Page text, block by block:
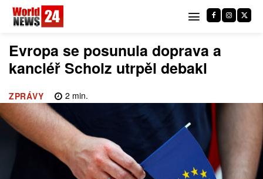
Evropa se posunula doprava a
kancléř Scholz utrpěl debakl
ZPRÁVY 2 min.